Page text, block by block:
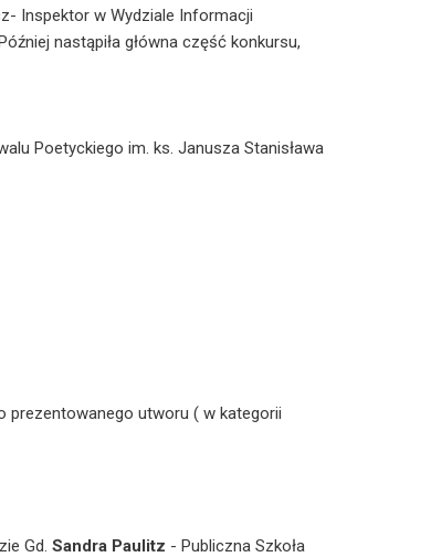
Inspektor w Wydziale Informacji
nastąpiła główna część konkursu,
Poetyckiego im. ks. Janusza Stanisława
prezentowanego utworu ( w kategorii
Gd. Sandra Paulitz - Publiczna Szkoła